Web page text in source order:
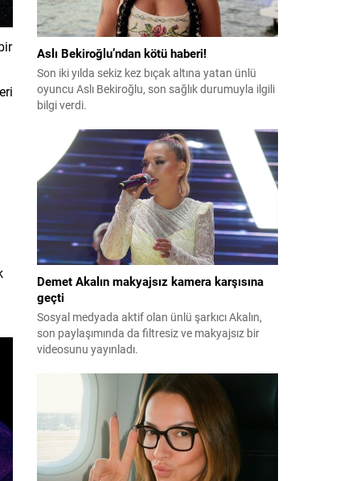
Aslı Bekiroğlu’ndan kötü haberi!
Son iki yılda sekiz kez bıçak altına yatan ünlü
oyuncu Aslı Bekiroğlu, son sağlık durumuyla ilgili
bilgi verdi.
Demet Akalın makyajsız kamera karşısına
geçti
Sosyal medyada aktif olan ünlü şarkıcı Akalın,
son paylaşımında da filtresiz ve makyajsız bir
videosunu yayınladı.